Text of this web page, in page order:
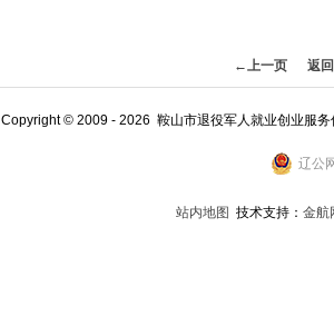
←上一页 返
Copyright © 2009 - 2026 鞍山市退役军人就业创业服
辽公
站内地图 技术支持： 金航